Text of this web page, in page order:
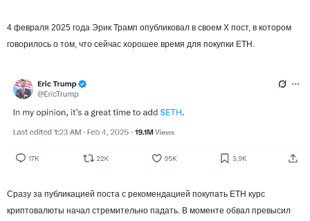
4 февраля 2025 года Эрик Трамп опубликовал в своем X пост, в котором
говорилось о том, что сейчас хорошее время для покупки ETH.
Сразу за публикацией поста с рекомендацией покупать ETH курс
криптовалюты начал стремительно падать. В моменте обвал превысил